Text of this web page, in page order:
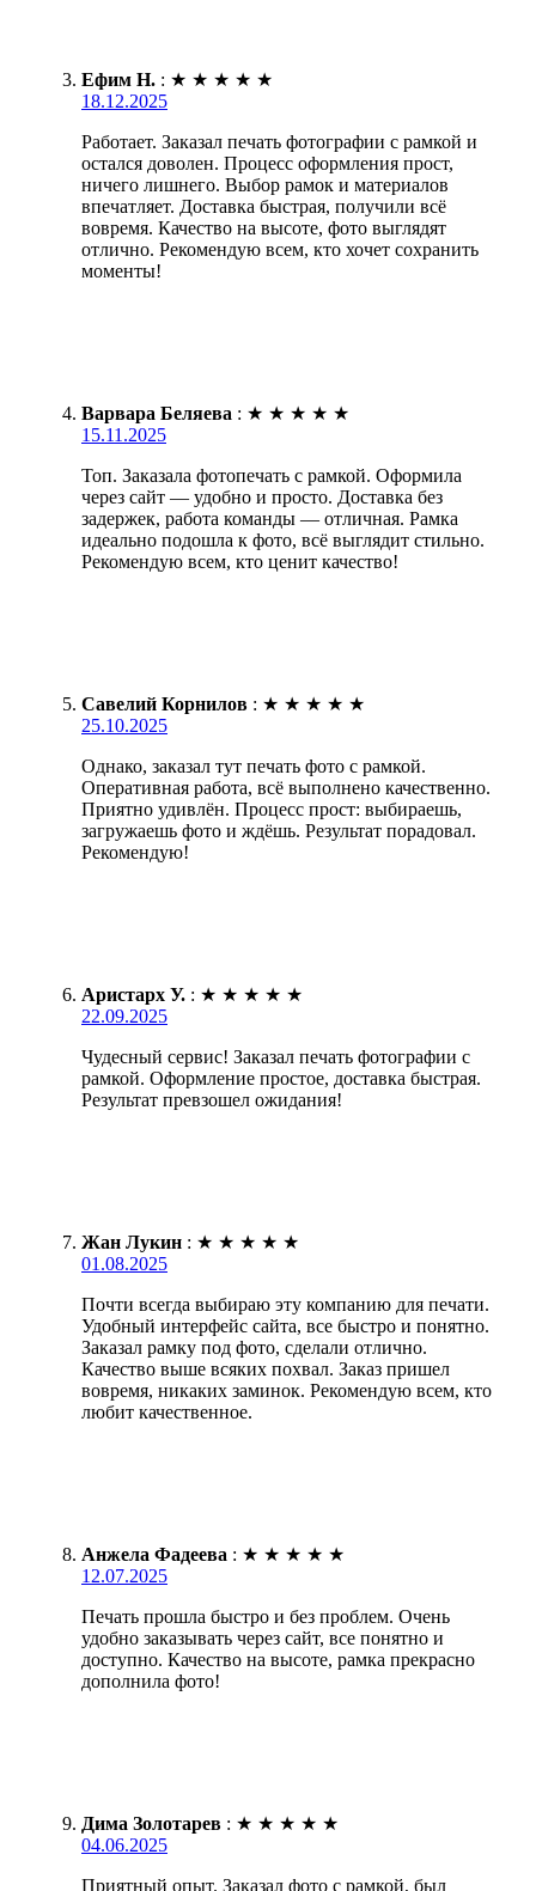
Ефим Н. : ★ ★ ★ ★ ★
18.12.2025
Работает. Заказал печать фотографии с рамкой и
остался доволен. Процесс оформления прост,
ничего лишнего. Выбор рамок и материалов
впечатляет. Доставка быстрая, получили всё
вовремя. Качество на высоте, фото выглядят
отлично. Рекомендую всем, кто хочет сохранить
моменты!
Варвара Беляева : ★ ★ ★ ★ ★
15.11.2025
Топ. Заказала фотопечать с рамкой. Оформила
через сайт — удобно и просто. Доставка без
задержек, работа команды — отличная. Рамка
идеально подошла к фото, всё выглядит стильно.
Рекомендую всем, кто ценит качество!
Савелий Корнилов : ★ ★ ★ ★ ★
25.10.2025
Однако, заказал тут печать фото с рамкой.
Оперативная работа, всё выполнено качественно.
Приятно удивлён. Процесс прост: выбираешь,
загружаешь фото и ждёшь. Результат порадовал.
Рекомендую!
Аристарх У. : ★ ★ ★ ★ ★
22.09.2025
Чудесный сервис! Заказал печать фотографии с
рамкой. Оформление простое, доставка быстрая.
Результат превзошел ожидания!
Жан Лукин : ★ ★ ★ ★ ★
01.08.2025
Почти всегда выбираю эту компанию для печати.
Удобный интерфейс сайта, все быстро и понятно.
Заказал рамку под фото, сделали отлично.
Качество выше всяких похвал. Заказ пришел
вовремя, никаких заминок. Рекомендую всем, кто
любит качественное.
Анжела Фадеева : ★ ★ ★ ★ ★
12.07.2025
Печать прошла быстро и без проблем. Очень
удобно заказывать через сайт, все понятно и
доступно. Качество на высоте, рамка прекрасно
дополнила фото!
Дима Золотарев : ★ ★ ★ ★ ★
04.06.2025
Приятный опыт. Заказал фото с рамкой, был